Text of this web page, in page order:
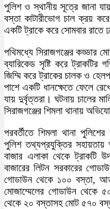
পুলিশ ও স্থানীয় সূত্রে জানা
বস্তা কাটারীভোগ চাল ক্রয়
একটি ট্রাকে করে সোমবার রাতে
পথিমধ্যে সিরাজগঞ্জের কড্ডার
ব্যারিকেড সৃষ্টি করে
জিম্মি করে ট্রাকের চালক ও
পাশে একটি ধানক্ষেতে ফেলে
যায় দুর্বৃত্তরা। ঘটনায় চালের
সিরাজগঞ্জের শিমলা থানায়
পরবর্তীতে শিমলা থানা
পুলিশ তথ্যপ্রযুক্তির সহায়তায়
বাজার এলাকা থেকে ট্রাকটি
বাজারের লিটন সরকারের
গোডাউন থেকে ১০০ বস্তা,
মোজাম্মেলের গোডাউন থেকে
থেকে ২০ বস্তাসহ মোট ৫৭০